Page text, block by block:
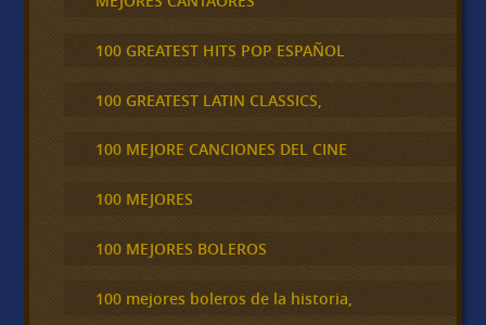
100 GREATEST HITS POP ESPAÑOL
100 GREATEST LATIN CLASSICS,
100 MEJORE CANCIONES DEL CINE
100 MEJORES
100 MEJORES BOLEROS
100 mejores boleros de la historia,